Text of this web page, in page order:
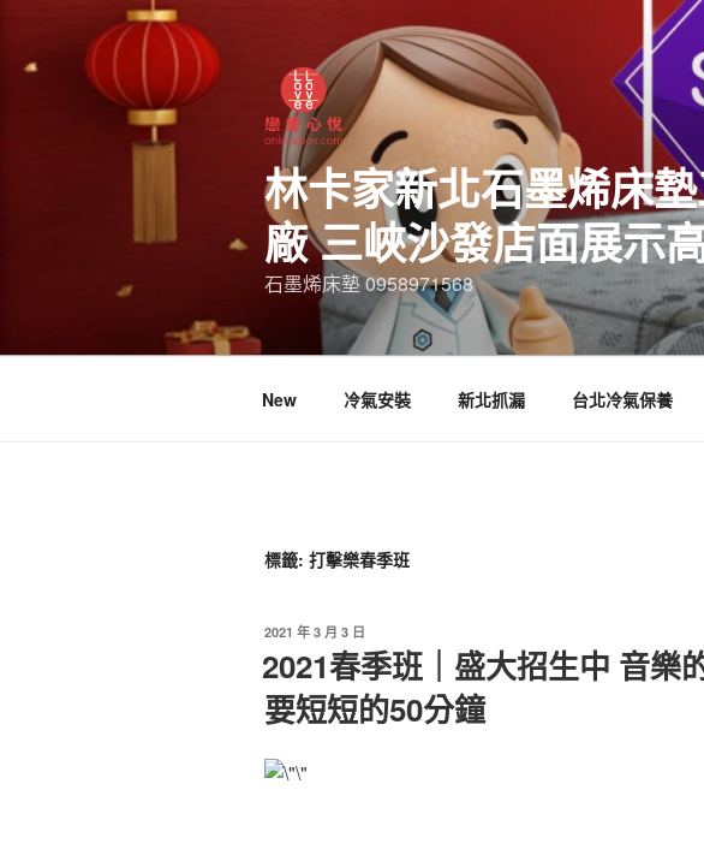
林卡家新北石墨烯床
廠 三峽沙發店面展示
石墨烯床墊 0958971568
New 冷氣安裝 新北抓漏 台北冷氣保養
標籤: 打擊樂春季班
2021 年 3 月 3 日
2021春季班｜盛大招生中 音樂
要短短的50分鐘